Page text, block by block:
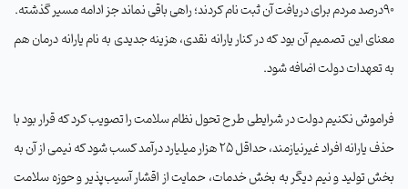
90درصد مردم برای دریافت آن ثبت نام کردند؛ راهی باقی نماند جز ادامه مسیر گذشته
.
معنای این تصمیم آن بود که در کنار یارانه نقدی، هزینه جدیدی به نام یارانه درمان هم
به تعهدات دولت اضافه شود.
فراموش نکنیم دولت در شرایطی طرح تحول نظام سلامت را تصویب کرد که قرار بود با
حذف یارانه افراد غیرنیازمند، حداقل 25 هزار میلیارد درآمد کسب شود که نیمی از آن به
بخش تولید و نیم دیگر به بخش خدمات، حمایت از اقشار آسیب‌پذیر و حوزه سلامت